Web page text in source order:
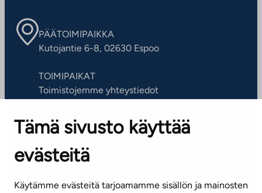
Tämä sivusto käyttää
evästeitä
Käytämme evästeitä tarjoamamme sisällön ja mainosten
PÄÄTOIMIPAIKKA
Kutojantie 6-8, 02630 Espoo
TOIMIPAIKAT
Toimistojemme yhteystiedot
ASIAKASPALVELUKESKUS
Puh. 045 7734 3777
(arkisin klo 8-16)
info@ta.fi